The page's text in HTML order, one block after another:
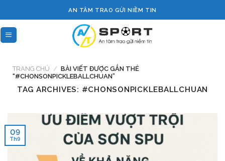
to
content
AN TÂM TRAO GỬI NIỀM TIN
TRANG CHỦ / BÀI VIẾT ĐƯỢC GẮN THẺ
“#CHONSONPICKLEBALLCHUAN”
TAG ARCHIVES: #CHONSONPICKLEBALLCHUAN
09
Th9